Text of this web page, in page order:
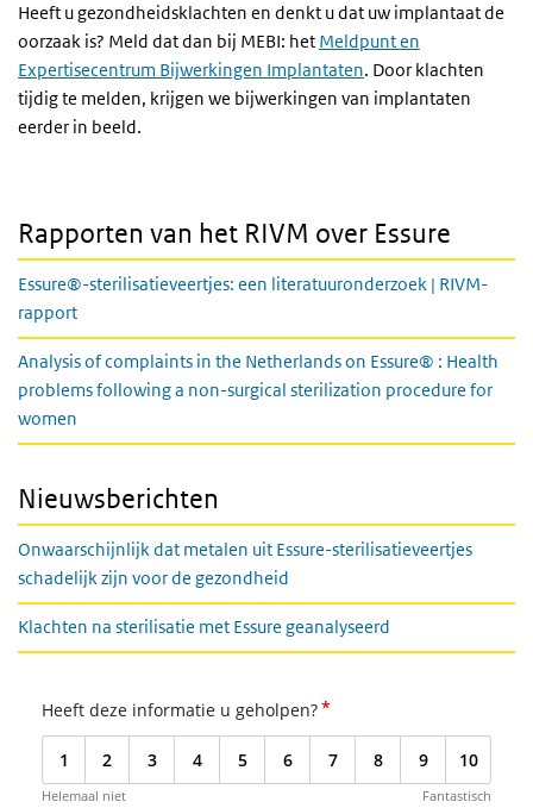
Heeft u gezondheidsklachten en denkt u dat uw implantaat de
oorzaak is? Meld dat dan bij MEBI: het Meldpunt en
Expertisecentrum Bijwerkingen Implantaten. Door klachten
tijdig te melden, krijgen we bijwerkingen van implantaten
eerder in beeld.
Rapporten van het RIVM over Essure
Essure®-sterilisatieveertjes: een literatuuronderzoek | RIVM-
rapport
Analysis of complaints in the Netherlands on Essure® : Health
problems following a non-surgical sterilization procedure for
women
Nieuwsberichten
Onwaarschijnlijk dat metalen uit Essure-sterilisatieveertjes
schadelijk zijn voor de gezondheid
Klachten na sterilisatie met Essure geanalyseerd
Heeft deze informatie u geholpen?*
1 2 3 4 5 6 7 8 9 10
Helemaal niet Fantastisch